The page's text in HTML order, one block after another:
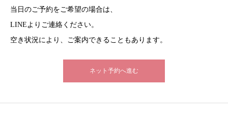
当日のご予約をご希望の場合は、
LINEよりご連絡ください。
空き状況により、ご案内できることもあります。
ネット予約へ進む